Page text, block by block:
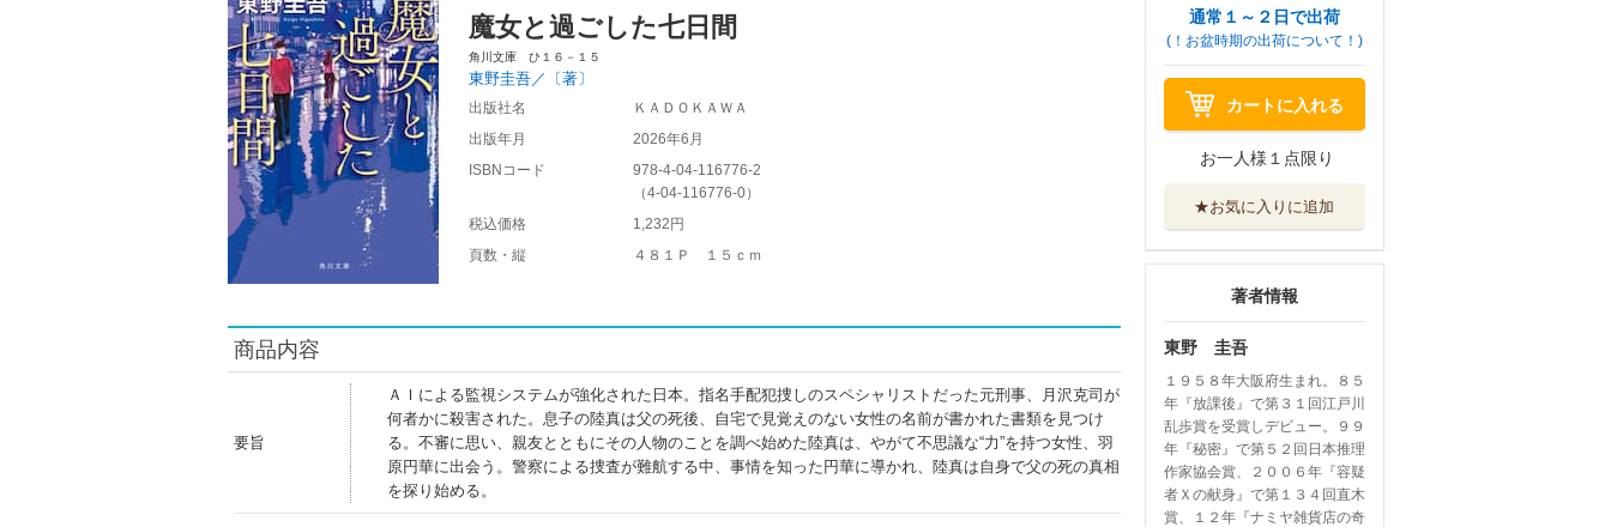
魔女と過ごした七日間
角川文庫 ひ１６－１５
東野圭吾／〔著〕
出版社名
ＫＡＤＯＫＡＷＡ
出版年月
2026年6月
ISBNコード
978-4-04-116776-2
（4-04-116776-0）
税込価格
1,232円
頁数・縦
４８１Ｐ １５ｃｍ
商品内容
要旨
ＡＩによる監視システムが強化された日本。指名手配犯捜しのスペシャリストだった元刑事、月沢克司が
何者かに殺害された。息子の陸真は父の死後、自宅で見覚えのない女性の名前が書かれた書類を見つけ
る。不審に思い、親友とともにその人物のことを調べ始めた陸真は、やがて不思議な“力”を持つ女性、羽
原円華に出会う。警察による捜査が難航する中、事情を知った円華に導かれ、陸真は自身で父の死の真相
を探り始める。
通常１～２日で出荷
(！お盆時期の出荷について！)
カートに入れる
お一人様１点限り
★お気に入りに追加
著者情報
東野 圭吾
１９５８年大阪府生まれ。８５
年『放課後』で第３１回江戸川
乱歩賞を受賞しデビュー。９９
年『秘密』で第５２回日本推理
作家協会賞、２００６年『容疑
者Ｘの献身』で第１３４回直木
賞、１２年『ナミヤ雑貨店の奇